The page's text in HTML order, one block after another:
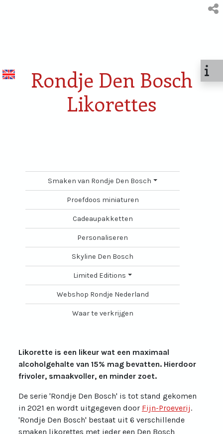
Rondje Den Bosch
Likorettes
Smaken van Rondje Den Bosch
Proefdoos miniaturen
Cadeaupakketten
Personaliseren
Skyline Den Bosch
Limited Editions
Webshop Rondje Nederland
Waar te verkrijgen
Likorette is een likeur wat een maximaal
alcoholgehalte van 15% mag bevatten. Hierdoor
frivoler, smaakvoller, en minder zoet.
De serie 'Rondje Den Bosch' is tot stand gekomen
in 2021 en wordt uitgegeven door Fijn-Proeverij.
'Rondje Den Bosch' bestaat uit 6 verschillende
smaken likorettes met ieder een Den Bosch
ENGLISH